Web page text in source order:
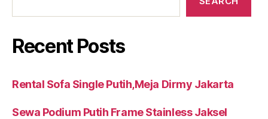
Recent Posts
Rental Sofa Single Putih,Meja Dirmy Jakarta
Sewa Podium Putih Frame Stainless Jaksel